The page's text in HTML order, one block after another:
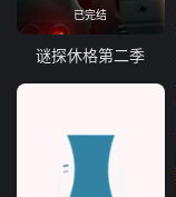
已完结
谜探休格第二季